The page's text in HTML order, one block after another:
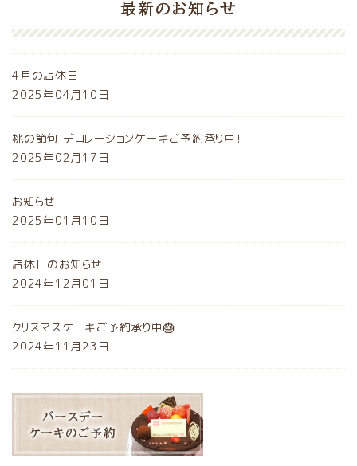
最新のお知らせ
4月の店休日
2025年04月10日
桃の節句 デコレーションケーキご予約承り中！
2025年02月17日
お知らせ
2025年01月10日
店休日のお知らせ
2024年12月01日
クリスマスケーキご予約承り中🎂
2024年11月23日